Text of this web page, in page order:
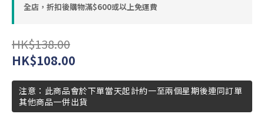
全店，折扣後購物滿$600或以上免運費
HK$138.00
HK$108.00
注意：此商品會於下單當天起計約一至兩個星期後連同訂單
其他商品一併出貨